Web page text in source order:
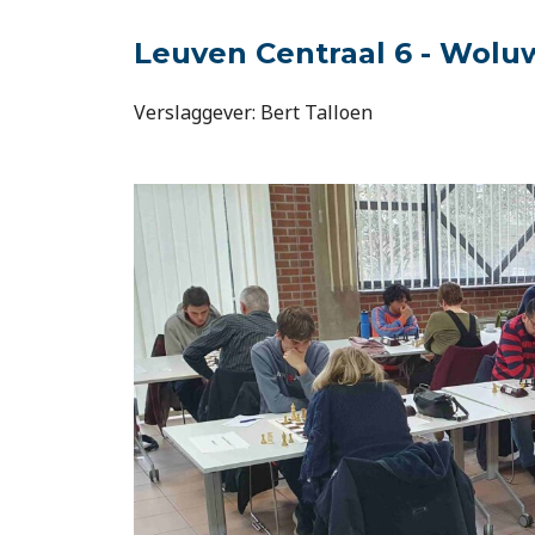
Leuven Centraal 6 -
Verslaggever: Bert Talloen